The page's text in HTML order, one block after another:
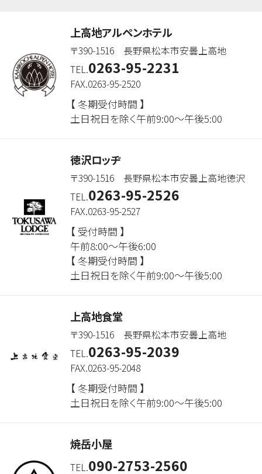
上高地アルペンホテル
〒390-1516 長野県松本市安曇上高地
TEL.0263-95-2231
FAX.0263-95-2520
【 冬期受付時間 】
土日祝日を除く午前9:00～午後5:00
徳沢ロッヂ
〒390-1516 長野県松本市安曇上高地徳沢
TEL.0263-95-2526
FAX.0263-95-2527
【 受付時間 】
午前8:00～午後6:00
【 冬期受付時間 】
土日祝日を除く午前9:00～午後5:00
上高地食堂
〒390-1516 長野県松本市安曇上高地
TEL.0263-95-2039
FAX.0263-95-2048
【 冬期受付時間 】
土日祝日を除く午前9:00～午後5:00
焼岳小屋
TEL.090-2753-2560